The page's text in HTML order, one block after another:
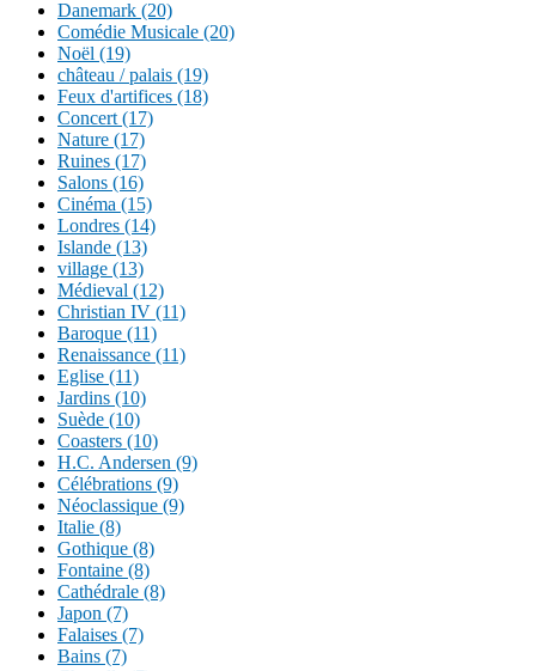
Danemark (20)
Comédie Musicale (20)
Noël (19)
château / palais (19)
Feux d'artifices (18)
Concert (17)
Nature (17)
Ruines (17)
Salons (16)
Cinéma (15)
Londres (14)
Islande (13)
village (13)
Médieval (12)
Christian IV (11)
Baroque (11)
Renaissance (11)
Eglise (11)
Jardins (10)
Suède (10)
Coasters (10)
H.C. Andersen (9)
Célébrations (9)
Néoclassique (9)
Italie (8)
Gothique (8)
Fontaine (8)
Cathédrale (8)
Japon (7)
Falaises (7)
Bains (7)